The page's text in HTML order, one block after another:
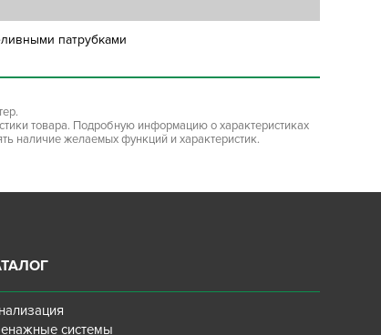
патрубками
товара. Подробную информацию о характеристиках
наличие желаемых функций и характеристик.
системы